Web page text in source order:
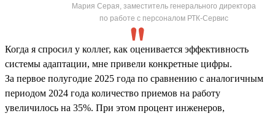
Мария Серая, заместитель генерального директора
по работе с персоналом РТК-Сервис
Когда я спросил у коллег, как оценивается эффективность
системы адаптации, мне привели конкретные цифры.
За первое полугодие 2025 года по сравнению с аналогичным
периодом 2024 года количество приемов на работу
увеличилось на 35%. При этом процент инженеров,